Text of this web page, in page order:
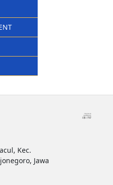
Kec.
Jawa